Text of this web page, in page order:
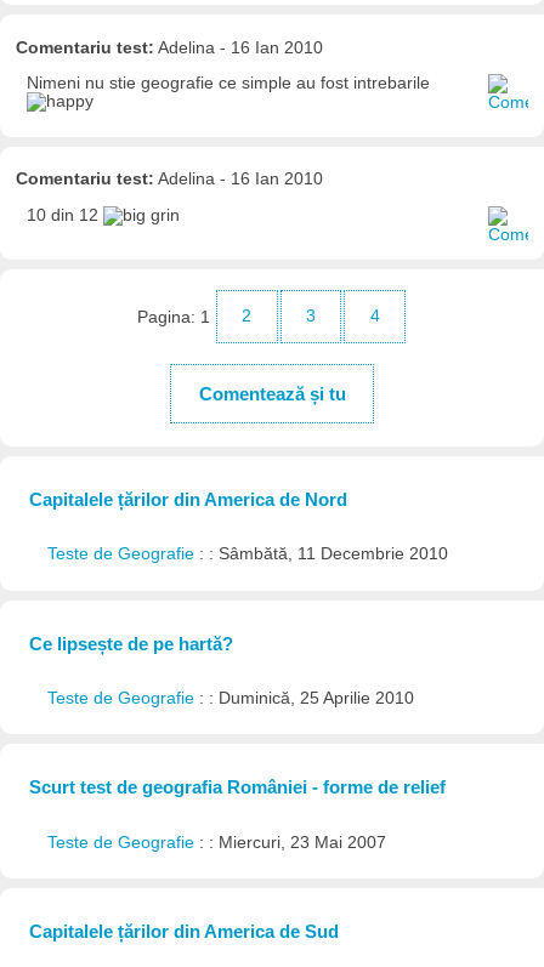
Comentariu test: Adelina - 16 Ian 2010
Nimeni nu stie geografie ce simple au fost intrebarile
Comentariu test: Adelina - 16 Ian 2010
10 din 12
Pagina: 1 2 3 4
Comentează și tu
Capitalele țărilor din America de Nord
Teste de Geografie : : Sâmbătă, 11 Decembrie 2010
Ce lipsește de pe hartă?
Teste de Geografie : : Duminică, 25 Aprilie 2010
Scurt test de geografia României - forme de relief
Teste de Geografie : : Miercuri, 23 Mai 2007
Capitalele țărilor din America de Sud